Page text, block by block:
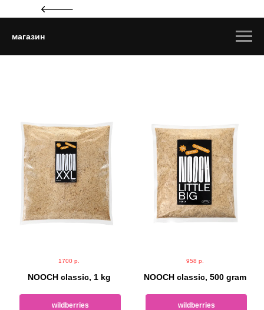
магазин
1700 р.
NOOCH classic, 1 kg
wildberries
958 р.
NOOCH classic, 500 gram
wildberries